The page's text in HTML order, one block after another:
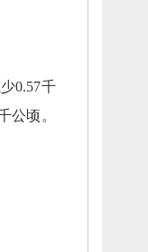
0.57千
公顷。